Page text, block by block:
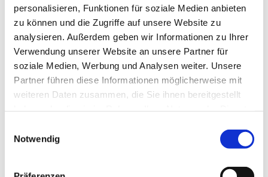
personalisieren, Funktionen für soziale Medien anbieten
zu können und die Zugriffe auf unsere Website zu
analysieren. Außerdem geben wir Informationen zu Ihrer
Verwendung unserer Website an unsere Partner für
soziale Medien, Werbung und Analysen weiter. Unsere
Partner führen diese Informationen möglicherweise mit
weiteren Daten zusammen, die Sie ihnen bereitgestellt
Notwendig
Stadtteilzentrum Vorderer Westen,
Elfbuchenstr. 3, 34119 Kassel